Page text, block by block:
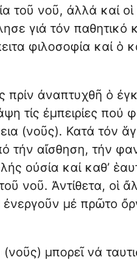
τοῦ νοῦ, ἀλλά καί οἱ
γιά τόν παθητικό
φιλοσοφία καί ὁ
πρίν ἀναπτυχθῆ ὁ
τίς ἐμπειρίες πού
(νοῦς). Κατά τόν
τήν αἴσθηση, τήν
οὐσία καί καθ’
νοῦ. Ἀντίθετα, οἱ
ἐνεργοῦν μέ πρῶτο
μπορεῖ νά